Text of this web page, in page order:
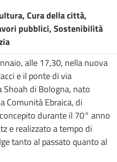
Cura della città,
pubblici, Sostenibilità
alle 17,30, nella nuova
e il ponte di via
di Bologna, nato
Comunità Ebraica, di
durante il 70° anno
e realizzato a tempo di
tanto al passato quanto al